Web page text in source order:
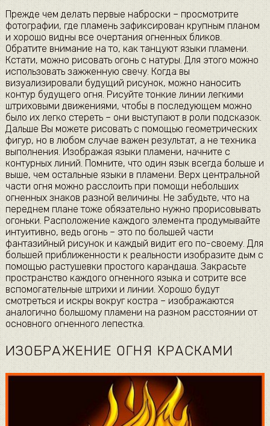
Прежде чем делать первые наброски – просмотрите
фотографии, где пламень зафиксирован крупным планом
и хорошо видны все очертания огненных бликов.
Обратите внимание на то, как танцуют языки пламени.
Кстати, можно рисовать огонь с натуры. Для этого можно
использовать зажженную свечу. Когда вы
визуализировали будущий рисунок, можно наносить
контур будущего огня. Рисуйте тонкие линии легкими
штриховыми движениями, чтобы в последующем можно
было их легко стереть – они выступают в роли подсказок.
Дальше Вы можете рисовать с помощью геометрических
фигур, но в любом случае важен результат, а не техника
выполнения. Изображая языки пламени, начните с
контурных линий. Помните, что один язык всегда больше и
выше, чем остальные языки в пламени. Верх центральной
части огня можно расслоить при помощи небольших
огненных знаков разной величины. Не забудьте, что на
переднем плане тоже обязательно нужно прорисовывать
огоньки. Расположение каждого элемента продумывайте
интуитивно, ведь огонь – это по большей части
фантазийный рисунок и каждый видит его по-своему. Для
большей приближенности к реальности изобразите дым с
помощью растушевки простого карандаша. Закрасьте
пространство каждого огненного языка и сотрите все
вспомогательные штрихи и линии. Хорошо будут
смотреться и искры вокруг костра – изображаются
аналогично большому пламени на разном расстоянии от
основного огненного лепестка.
ИЗОБРАЖЕНИЕ ОГНЯ КРАСКАМИ